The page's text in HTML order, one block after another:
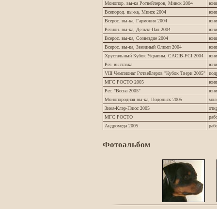
Монопор. вы-ка Ротвейлеров, Минск 2004
Всепород. вы-ка, Минск 2004
Всерос. вы-ка, Гармония 2004
Регион. вы-ка, Дельта-Пал 2004
Всерос. вы-ка, Созвездие 2004
Всерос. вы-ка, Звездный Олимп 2004
Хрустальный Кубок Украины, CACIB-FCI 2004
Рег. выставка
VIII Чемпионат Ротвейлеров "Кубок Твери 2005"
МГС РОСТО 2005
Рег. "Весна 2005"
Монопородная вы-ка, Подольск 2005
Зима-Клэр-Плюс 2005
МГС РОСТО
Андромеда 2005
Фотоальбом